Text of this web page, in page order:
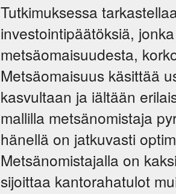
Tutkimuksessa
investointipäätöksiä,
metsäomaisuudesta,
Metsäomaisuus käsittää
kasvultaan ja iältään
mallilla metsänomistaja
hänellä on jatkuvasti
Metsänomistajalla on
sijoittaa kantorahatulot